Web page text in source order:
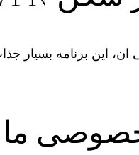
این برنامه بسیار
ما